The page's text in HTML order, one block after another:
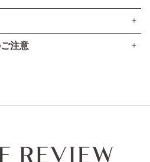
のあるところにはお使いにならな
日光があたって上記のような異常
注意